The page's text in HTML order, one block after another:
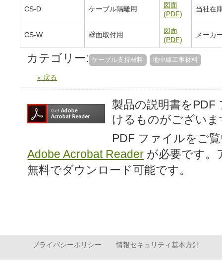
CS-D ケーブル隔離用
図面
(PDF)
当社在
CS-W 壁面取付用
図面
(PDF)
メーカ
カテゴリー: ケーブル支持材料 地中線工事材料
« 戻る
製品の説明書を
けるものがございま
PDF ファイルをご
Adobe Acrobat Reader が必要です。
無料でダウンロード可能です。
プライバシーポリシー 情報セキュリティ基本方針